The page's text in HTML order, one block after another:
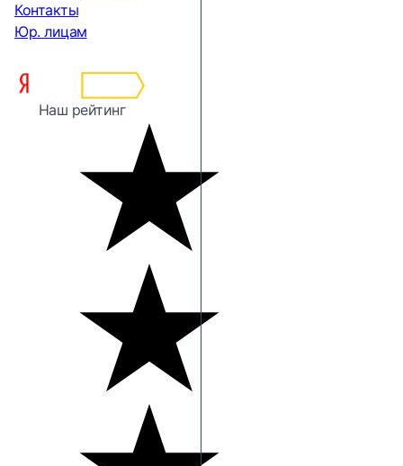
Контакты
Юр. лицам
Наш рейтинг